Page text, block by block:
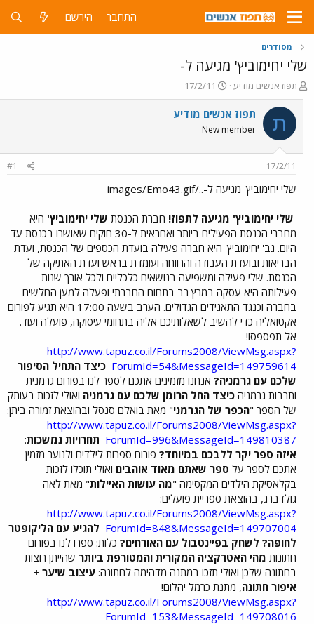
התחבר הירשם
מסודרים
שלי יחימוביץ' מגיעה ל-
פ
ו
ת
ח
ה
ש
א
תפוז אנשים מודיע
פ
ו
ר
ם
ר
17/2/11
ת תפוז אנשים מודיע
New member
17/2/11
#1
שלי יחימוביץ' מגיעה ל-../images/Emo43.gif
שלי יחימוביץ' מגיעה לתפוז! חברת הכנסת שלי יחימוביץ' היא
מחברי הכנסת הפעילים ביותר ואחראית ל-30 חוקים שאושרו בכנסת עד
היום. גב' יחימוביץ' היא חברה פעילה בועדת הכספים של הכנסת, ועדת
הבריאות ובועדת העבודה והרווחה ועומדת בראש ועדת האתיקה של
הכנסת. שלי פעילה ומשפיעה בנושאים כלכליים ולכל אורך שנות
פעילותה היא עסקה במרץ רב בתחום החברתי ופעלה למען החלשים
בחברה וכנגד התאגידים הגדולים. הערב בשעה 17:00 היא תגיע לפורום
אקטואליה כדי להשיב לשאלותיכם אליה בתחומי עיסוקה, פועלה ועוד.
אל תפספסו!
http://www.tapuz.co.il/Forums2008/ViewMsg.aspx?
ForumId=54&MessageId=149759614 כיצד התחיל הסיפור
שלכם עם גרמניה? אנחנו מזמינים אתכם לספר לנו בפורום גרמנית
ותרבות גרמניה כיצד החל הרומן שלכם עם גרמניה ואולי לזכות בעותק
של הספר "הכפר של הגרמני" מאת בואלם סנסל ובהוצאת זמורה ביתן:
http://www.tapuz.co.il/Forums2008/ViewMsg.aspx?
ForumId=996&MessageId=149810387 תחרויות נמשכות:
איזה ספר יקר ללבכם במיוחד? פורום ספרות לילדים ולנוער מזמין
אתכם לספר על ספר שאתם מאוד אוהבים ואולי תוכלו לזכות
בקלאסיקת הילדים המקסימה "מה עושות האיילות" מאת לאה
גולדברג, בהוצאת ספריית פועלים:
http://www.tapuz.co.il/Forums2008/ViewMsg.aspx?
ForumId=848&MessageId=149707004 להגיע עם הליקופטר
לחופה? לשחק בפיינטבול עם האורחים? כלות: ספרו לנו בפורום
חתונות מהי האטרקציה המקורית והמטורפת ביותר שהייתן רוצות
בחתונה שלכן ואולי תזכו במתנה מדהימה לחתונה: עיצוב שיער +
איפור חתונה, מתנת כרמל יהלום!
http://www.tapuz.co.il/Forums2008/ViewMsg.aspx?
ForumId=153&MessageId=149708016